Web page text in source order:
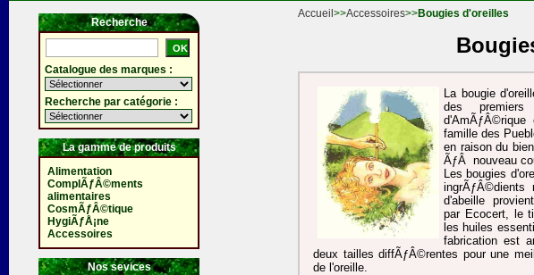
Recherche
Catalogue des marques :
Recherche par catégorie :
La gamme de produits
Alimentation
ComplÃƒÂ©ments
alimentaires
CosmÃƒÂ©tique
HygiÃƒÅ¡ne
Accessoires
Nos sevices
Accueil >>Accessoires>>Bougies d'oreilles
La bougie
des
famille des
en raison du
ÃƒÂ nouveau
Les bougies
d'abeille
par Ecocert, le
les huiles
fabrication est
deux tailles diffÃƒÂ©rentes pour une
de l'oreille.